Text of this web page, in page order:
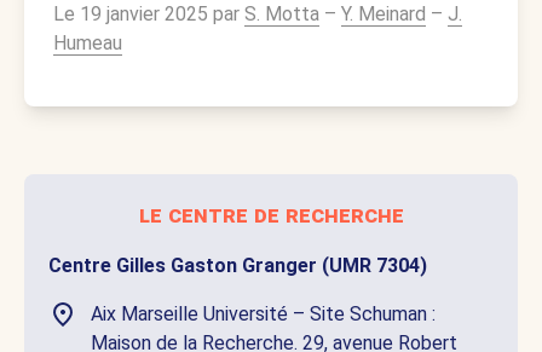
Le 19 janvier 2025 par S. Motta – Y. Meinard – J.
Humeau
le centre de recherche
Centre Gilles Gaston Granger (UMR 7304)
Aix Marseille Université – Site Schuman :
Maison de la Recherche. 29, avenue Robert